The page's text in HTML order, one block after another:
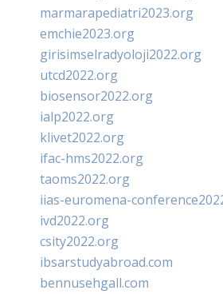
marmarapediatri2023.org
emchie2023.org
girisimselradyoloji2022.org
utcd2022.org
biosensor2022.org
ialp2022.org
klivet2022.org
ifac-hms2022.org
taoms2022.org
iias-euromena-
ivd2022.org
csity2022.org
ibsarstudyabroad.com
bennusehgall.com